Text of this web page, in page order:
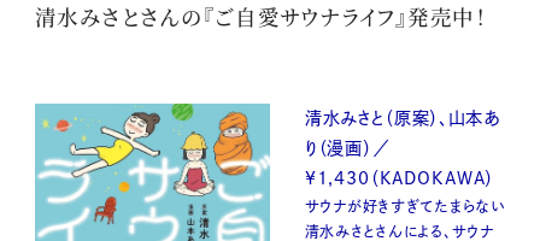
清水みさとさんの『ご自愛サウナライフ』発売中！
清水みさと（原案）、山本あ
り（漫画）／
¥1,430（KADOKAWA）
サウナが好きすぎてたまらない
清水みさとさんによる、サウナ